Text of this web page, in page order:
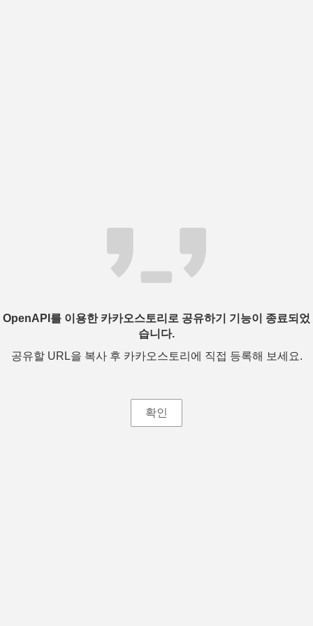
OpenAPI를 이용한 카카오스토리로 공유하기 기능이 종료되었
습니다.
공유할 URL을 복사 후 카카오스토리에 직접 등록해 보세요.
확인